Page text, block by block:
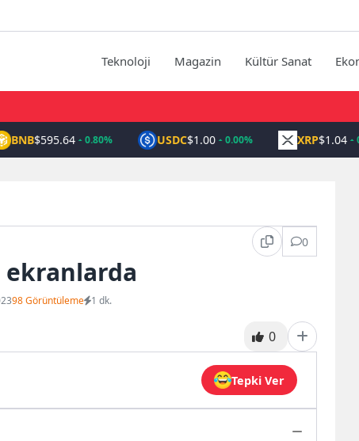
Teknoloji Magazin Kültür Sanat
BNB$595.64 0.80% USDC$1.00 0.00% XRP$1.04
0
ekranlarda
98 Görüntüleme 1 dk.
0
Tepki Ver